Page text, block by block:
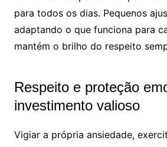
para todos os dias. Pequenos
adaptando o que funciona para
mantém o brilho do respeito
Respeito e proteção
investimento valioso
Vigiar a própria ansiedade,